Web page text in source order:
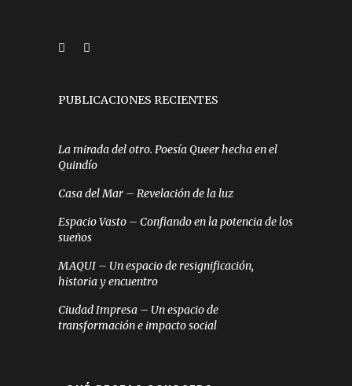
PUBLICACIONES RECIENTES
La mirada del otro. Poesía Queer hecha en el
Quindío
Casa del Mar – Revelación de la luz
Espacio Vasto – Confiando en la potencia de los
sueños
MAQUI – Un espacio de resignificación,
historia y encuentro
Ciudad Impresa – Un espacio de
transformación e impacto social